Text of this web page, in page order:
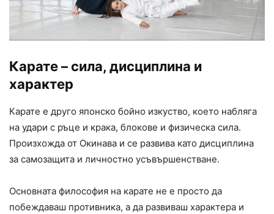
Карате – сила, дисциплина и
характер
Карате е друго японско бойно изкуство, което набляга
на удари с ръце и крака, блокове и физическа сила.
Произхожда от Окинава и се развива като дисциплина
за самозащита и личностно усъвършенстване.
Основната философия на карате не е просто да
побеждаваш противника, а да развиваш характера и